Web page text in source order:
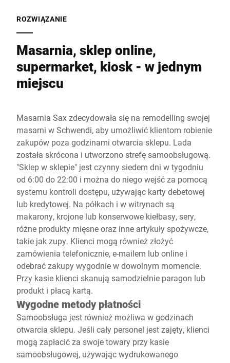
ROZWIĄZANIE
Masarnia, sklep online,
supermarket, kiosk - w jednym
miejscu
Masarnia Sax zdecydowała się na remodelling swojej
masarni w Schwendi, aby umożliwić klientom robienie
zakupów poza godzinami otwarcia sklepu. Lada
została skrócona i utworzono strefę samoobsługową.
"Sklep w sklepie" jest czynny siedem dni w tygodniu
od 6:00 do 22:00 i można do niego wejść za pomocą
systemu kontroli dostępu, używając karty debetowej
lub kredytowej. Na półkach i w witrynach są
makarony, krojone lub konserwowe kiełbasy, sery,
różne produkty mięsne oraz inne artykuły spożywcze,
takie jak zupy. Klienci mogą również złożyć
zamówienia telefonicznie, e-mailem lub online i
odebrać zakupy wygodnie w dowolnym momencie.
Przy kasie klienci skanują samodzielnie paragon lub
produkt i płacą kartą.
Wygodne metody płatności
Samoobsługa jest również możliwa w godzinach
otwarcia sklepu. Jeśli cały personel jest zajęty, klienci
mogą zapłacić za swoje towary przy kasie
samoobsługowej, używając wydrukowanego